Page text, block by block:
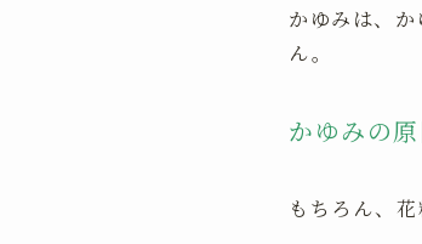
かゆみは、
ん。
かゆみの
もちろん、